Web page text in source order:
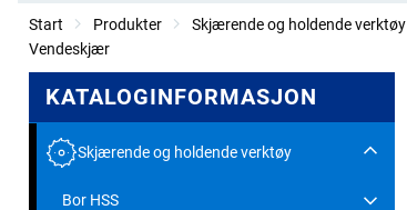
Start Produkter Skjærende og holdende verktøy
Vendeskjær
KATALOGINFORMASJON
Skjærende og holdende verktøy
Bor HSS